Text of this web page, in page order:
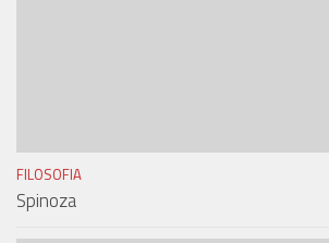
FILOSOFIA
Spinoza